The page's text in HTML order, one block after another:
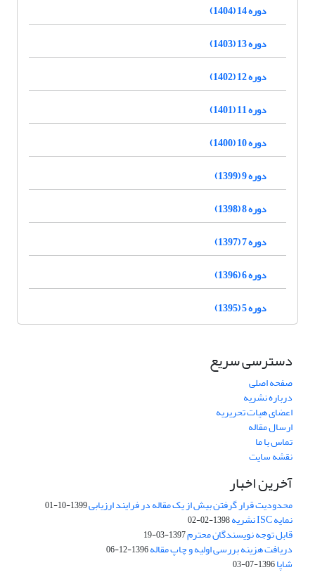
دوره 14 (1404)
دوره 13 (1403)
دوره 12 (1402)
دوره 11 (1401)
دوره 10 (1400)
دوره 9 (1399)
دوره 8 (1398)
دوره 7 (1397)
دوره 6 (1396)
دوره 5 (1395)
دسترسی سریع
صفحه اصلی
درباره نشریه
اعضای هیات تحریریه
ارسال مقاله
تماس با ما
نقشه سایت
آخرین اخبار
محدودیت قرار گرفتن بیش از یک مقاله در فرایند ارزیابی1399-10-01
نمایه ISC نشریه 1398-02-02
قابل توجه نویسندگان محترم1397-03-19
دریافت هزینه بررسی اولیه و چاپ مقاله1396-12-06
شاپا1396-07-03